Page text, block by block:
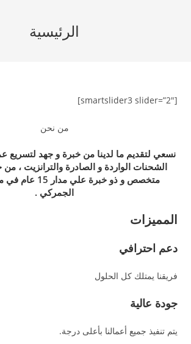
الرئيسية
[smartslider3 slider=”2″]
من نحن
نسعي لتقديم ما لدينا من خبرة و جهد لتسريع
الشحنات الواردة و الصادرة والترانزيت ،
متخصص و ذو خبرة
الجمركي .
المميزات
دعم احترافي
فريقنا يمتلك كل الحلول
جودة عالية
يتم تنفيذ جميع أعمالنا بأعلى درجة.